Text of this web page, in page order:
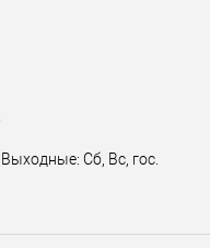
Сб, Вс, гос.